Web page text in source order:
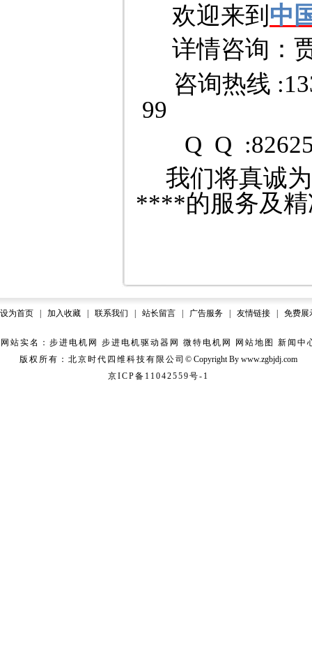
欢迎来到 中
详情咨询：
咨询热线
99
Q Q
我们将真诚
****的服务及精
设为首页 加入收藏 联系我们 站长留言 广告服务 友情链接 免费展
网站实名：步进电机网 步进电机驱动器网 微特电机网 网站地图
新闻中
版权所有：北京时代四维科技有限公司© CopyrightBy www.zgbjdj.com
京ICP备11042559号-1